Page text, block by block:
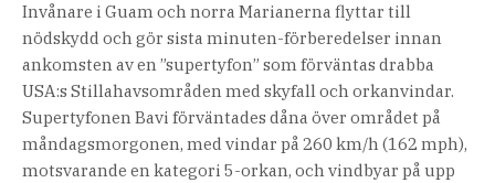
Invånare i Guam och norra Marianerna flyttar till
nödskydd och gör sista minuten-förberedelser innan
ankomsten av en ”supertyfon” som förväntas drabba
USA:s Stillahavsområden med skyfall och orkanvindar.
Supertyfonen Bavi förväntades dåna över området på
måndagsmorgonen, med vindar på 260 km/h (162 mph),
motsvarande en kategori 5-orkan, och vindbyar på upp